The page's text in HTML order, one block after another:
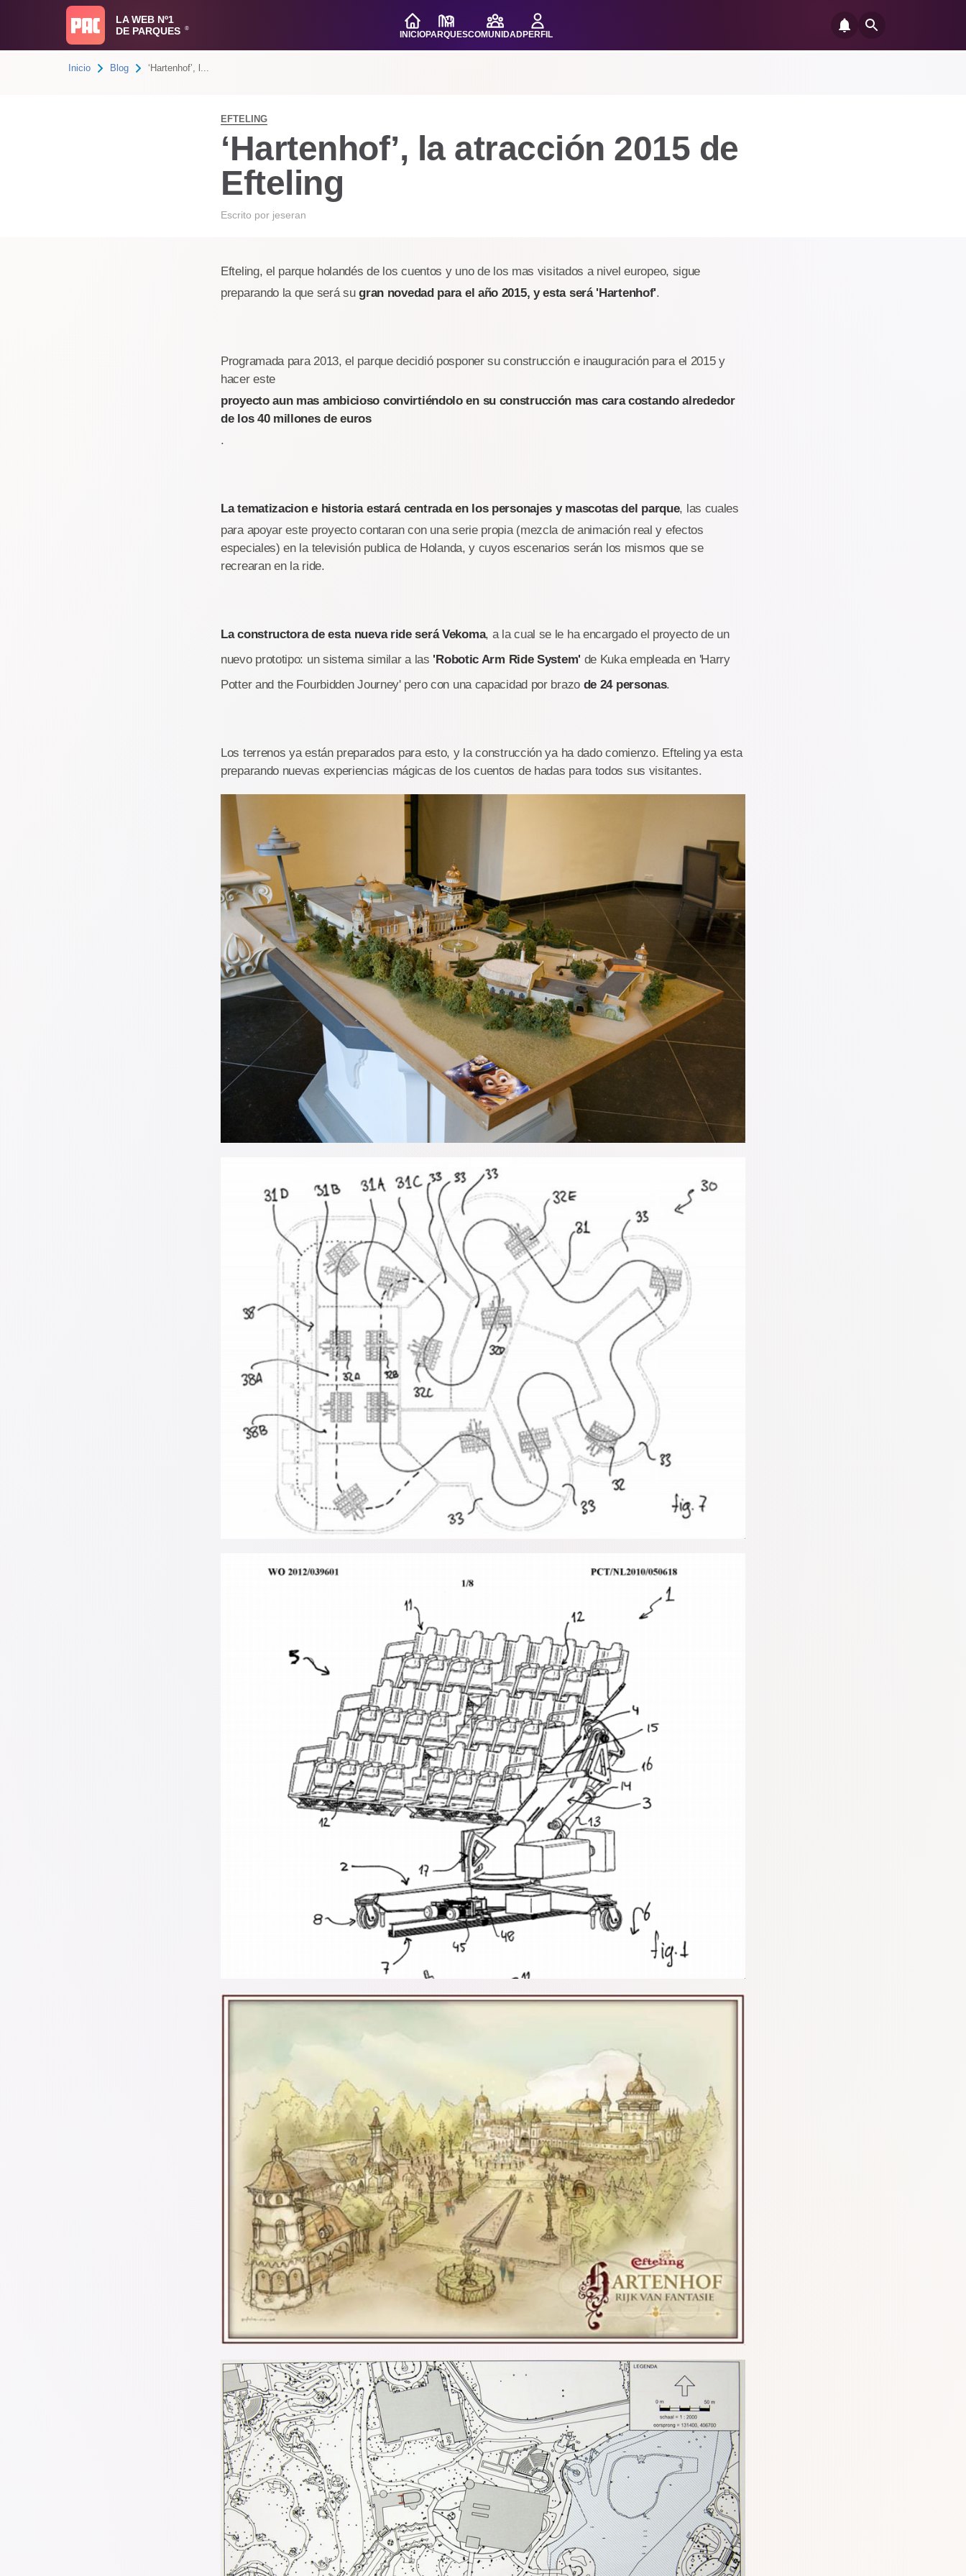
LA WEB Nº1
DE PARQUES
®
INICIOPARQUESCOMUNIDADPERFIL
Inicio Blog ‘Hartenhof’, l...
EFTELING
‘Hartenhof’, la atracción 2015 de
Efteling
Escrito por jeseran
Efteling, el parque holandés de los cuentos y uno de los mas visitados a nivel europeo, sigue
preparando la que será sugran novedad para el año 2015, y esta será 'Hartenhof'.
Programada para 2013, el parque decidió posponer su construcción e inauguración para el 2015 y
hacer este
proyecto aun mas ambicioso convirtiéndolo en su construcción mas cara costando alrededor
de los 40 millones de euros
.
La tematizacion e historia estará centrada en los personajes y mascotas del parque, las cuales
para apoyar este proyecto contaran con una serie propia (mezcla de animación real y efectos
especiales) en la televisión publica de Holanda, y cuyos escenarios serán los mismos que se
recrearan en la ride.
La constructora de esta nueva ride será Vekoma, a la cual se le ha encargado el proyecto de un
nuevo prototipo: un sistema similar a las 'Robotic Arm Ride System'de Kuka empleada en 'Harry
Potter and the Fourbidden Journey' pero con una capacidad por brazo de 24 personas.
Los terrenos ya están preparados para esto, y la construcción ya ha dado comienzo. Efteling ya esta
preparando nuevas experiencias mágicas de los cuentos de hadas para todos sus visitantes.